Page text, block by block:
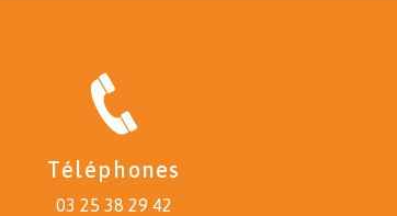
Téléphones
03 25 38 29 42